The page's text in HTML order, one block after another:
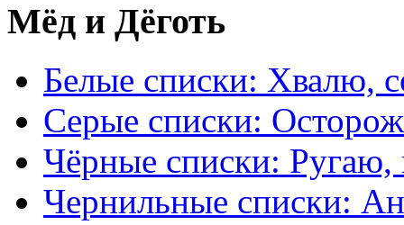
Мёд и Дёготь
Белые списки: Хвалю,
Серые списки:
Чёрные списки: Ругаю,
Чернильные списки: